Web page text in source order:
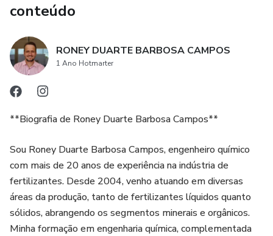
conteúdo
RONEY DUARTE BARBOSA CAMPOS
1 Ano Hotmarter
**Biografia de Roney Duarte Barbosa Campos**
Sou Roney Duarte Barbosa Campos, engenheiro químico
com mais de 20 anos de experiência na indústria de
fertilizantes. Desde 2004, venho atuando em diversas
áreas da produção, tanto de fertilizantes líquidos quanto
sólidos, abrangendo os segmentos minerais e orgânicos.
Minha formação em engenharia química, complementada